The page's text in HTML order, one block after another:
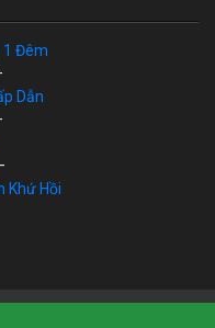
1 Đêm
Dẫn
Khứ Hồi